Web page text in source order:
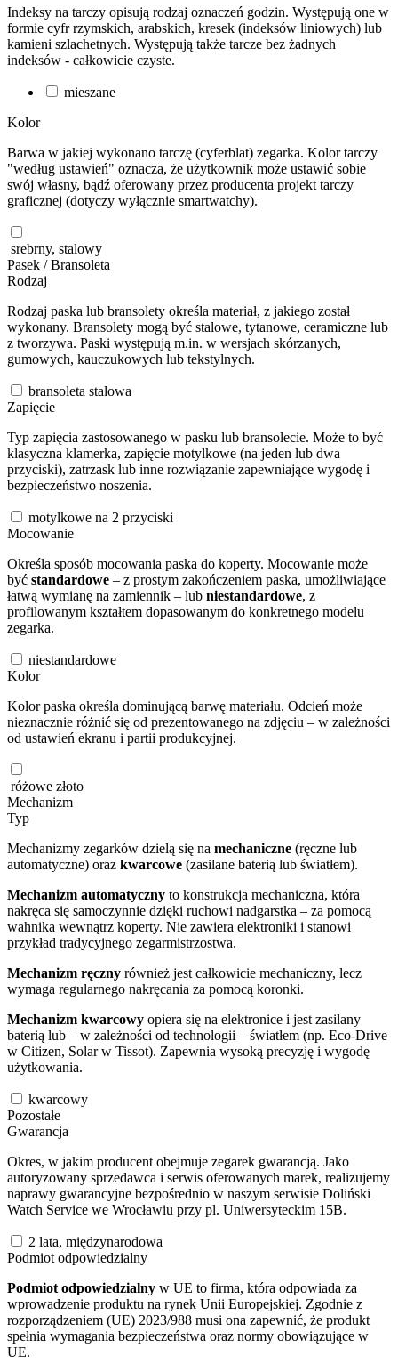
Indeksy na tarczy opisują rodzaj oznaczeń godzin. Występują one w
formie cyfr rzymskich, arabskich, kresek (indeksów liniowych) lub
kamieni szlachetnych. Występują także tarcze bez żadnych
indeksów - całkowicie czyste.
mieszane
Kolor
Barwa w jakiej wykonano tarczę (cyferblat) zegarka. Kolor tarczy
"według ustawień" oznacza, że użytkownik może ustawić sobie
swój własny, bądź oferowany przez producenta projekt tarczy
graficznej (dotyczy wyłącznie smartwatchy).
srebrny, stalowy
Pasek / Bransoleta
Rodzaj
Rodzaj paska lub bransolety określa materiał, z jakiego został
wykonany. Bransolety mogą być stalowe, tytanowe, ceramiczne lub
z tworzywa. Paski występują m.in. w wersjach skórzanych,
gumowych, kauczukowych lub tekstylnych.
bransoleta stalowa
Zapięcie
Typ zapięcia zastosowanego w pasku lub bransolecie. Może to być
klasyczna klamerka, zapięcie motylkowe (na jeden lub dwa
przyciski), zatrzask lub inne rozwiązanie zapewniające wygodę i
bezpieczeństwo noszenia.
motylkowe na 2 przyciski
Mocowanie
Określa sposób mocowania paska do koperty. Mocowanie może
być standardowe – z prostym zakończeniem paska, umożliwiające
łatwą wymianę na zamiennik – lub niestandardowe, z
profilowanym kształtem dopasowanym do konkretnego modelu
zegarka.
niestandardowe
Kolor
Kolor paska określa dominującą barwę materiału. Odcień może
nieznacznie różnić się od prezentowanego na zdjęciu – w zależności
od ustawień ekranu i partii produkcyjnej.
różowe złoto
Mechanizm
Typ
Mechanizmy zegarków dzielą się na mechaniczne (ręczne lub
automatyczne) oraz kwarcowe (zasilane baterią lub światłem).
Mechanizm automatyczny to konstrukcja mechaniczna, która
nakręca się samoczynnie dzięki ruchowi nadgarstka – za pomocą
wahnika wewnątrz koperty. Nie zawiera elektroniki i stanowi
przykład tradycyjnego zegarmistrzostwa.
Mechanizm ręczny również jest całkowicie mechaniczny, lecz
wymaga regularnego nakręcania za pomocą koronki.
Mechanizm kwarcowy opiera się na elektronice i jest zasilany
baterią lub – w zależności od technologii – światłem (np. Eco-Drive
w Citizen, Solar w Tissot). Zapewnia wysoką precyzję i wygodę
użytkowania.
kwarcowy
Pozostałe
Gwarancja
Okres, w jakim producent obejmuje zegarek gwarancją. Jako
autoryzowany sprzedawca i serwis oferowanych marek, realizujemy
naprawy gwarancyjne bezpośrednio w naszym serwisie Doliński
Watch Service we Wrocławiu przy pl. Uniwersyteckim 15B.
2 lata, międzynarodowa
Podmiot odpowiedzialny
Podmiot odpowiedzialny w UE to firma, która odpowiada za
wprowadzenie produktu na rynek Unii Europejskiej. Zgodnie z
rozporządzeniem (UE) 2023/988 musi ona zapewnić, że produkt
spełnia wymagania bezpieczeństwa oraz normy obowiązujące w
UE.